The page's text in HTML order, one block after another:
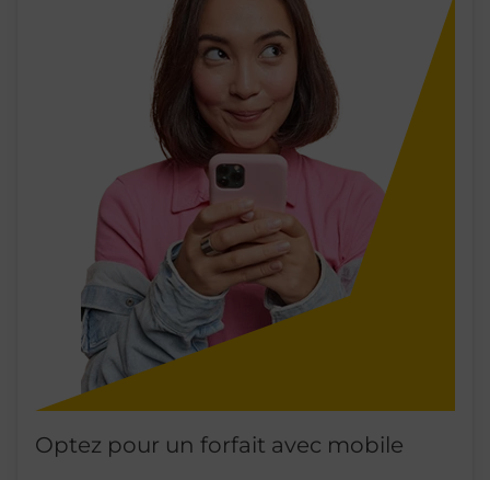
Optez pour un forfait avec mobile